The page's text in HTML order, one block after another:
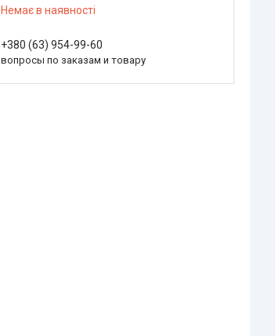
Немає в наявності
+380 (63) 954-99-60
вопросы по заказам и товару